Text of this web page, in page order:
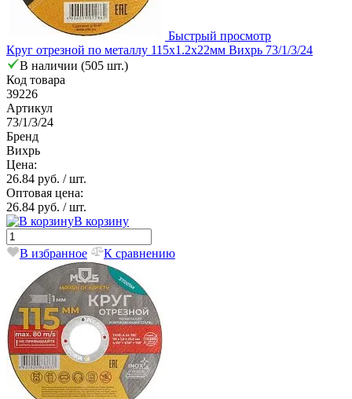
Быстрый просмотр
Круг отрезной по металлу 115х1.2х22мм Вихрь 73/1/3/24
В наличии (505 шт.)
Код товара
39226
Артикул
73/1/3/24
Бренд
Вихрь
Цена:
26.84 руб. / шт.
Оптовая цена:
26.84 руб. / шт.
В корзину
В избранное К сравнению